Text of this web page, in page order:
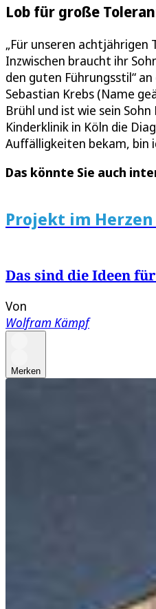
Lob für große
„Für unseren achtjährigen
Inzwischen braucht ihr
den guten Führungsstil“
Sebastian Krebs (Name
Brühl und ist wie sein
Kinderklinik in Köln die
Auffälligkeiten bekam, bin
Das könnte Sie auch
Projekt im
Das sind die Ideen
Von
Wolfram Kämpf
Merken